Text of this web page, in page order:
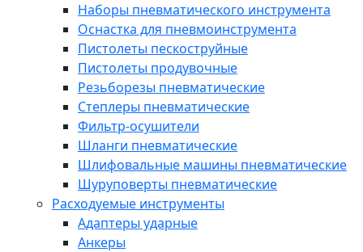
Наборы пневматического инструмента
Оснастка для пневмоинструмента
Пистолеты пескоструйные
Пистолеты продувочные
Резьборезы пневматические
Степлеры пневматические
Фильтр-осушители
Шланги пневматические
Шлифовальные машины пневматические
Шуруповерты пневматические
Расходуемые инструменты
Адаптеры ударные
Анкеры